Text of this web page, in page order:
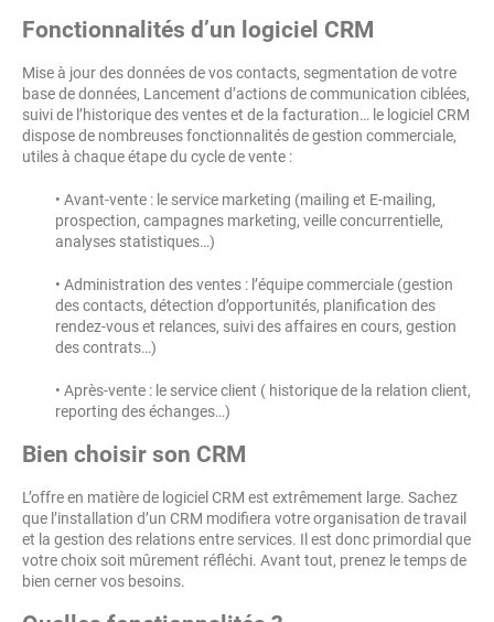
Fonctionnalités d’un logiciel CRM
Mise à jour des données de vos contacts, segmentation de votre
base de données, Lancement d’actions de communication ciblées,
suivi de l’historique des ventes et de la facturation… le logiciel CRM
dispose de nombreuses fonctionnalités de gestion commerciale,
utiles à chaque étape du cycle de vente :
• Avant-vente : le service marketing (mailing et E-mailing,
prospection, campagnes marketing, veille concurrentielle,
analyses statistiques…)
• Administration des ventes : l’équipe commerciale (gestion
des contacts, détection d’opportunités, planification des
rendez-vous et relances, suivi des affaires en cours, gestion
des contrats…)
• Après-vente : le service client ( historique de la relation client,
reporting des échanges…)
Bien choisir son CRM
L’offre en matière de logiciel CRM est extrêmement large. Sachez
que l’installation d’un CRM modifiera votre organisation de travail
et la gestion des relations entre services. Il est donc primordial que
votre choix soit mûrement réfléchi. Avant tout, prenez le temps de
bien cerner vos besoins.